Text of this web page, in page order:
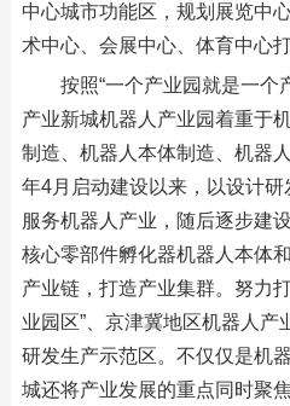
中心城市功能区，规划展览中
术中心、会展中心、体育中心
按照“一个产业园就是一个
产业新城机器人产业园着重于
制造、机器人本体制造、机器
年4月启动建设以来，以设计
服务机器人产业，随后逐步建
核心零部件孵化器机器人本体
产业链，打造产业集群。努力
业园区”、京津冀地区机器人产
研发生产示范区。不仅仅是机
城还将产业发展的重点同时聚